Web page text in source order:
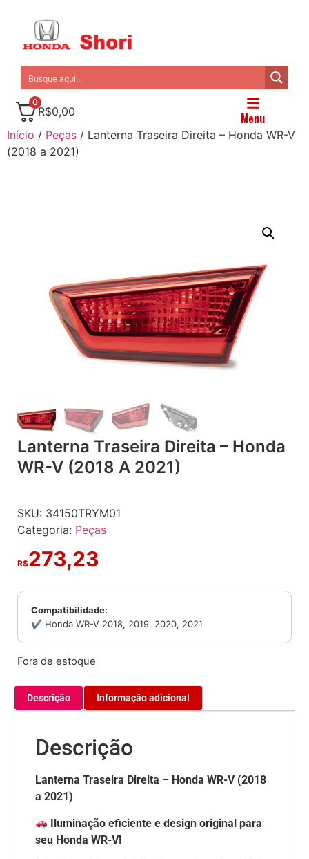
0
R$0,00 Menu
Início / Peças / Lanterna Traseira Direita – Honda WR-V
(2018 a 2021)
Lanterna Traseira Direita – Honda
WR-V (2018 A 2021)
SKU: 34150TRYM01
Categoria: Peças
R$273,23
Compatibilidade:
✔ Honda WR-V 2018, 2019, 2020, 2021
Fora de estoque
Descrição Informação adicional
Descrição
Lanterna Traseira Direita – Honda WR-V (2018
a 2021)
Iluminação eficiente e design original para
seu Honda WR-V!